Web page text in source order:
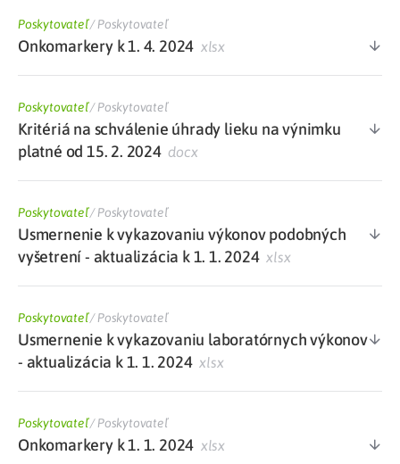
Poskytovateľ/Poskytovateľ
Onkomarkery k 1. 4. 2024 xlsx
Poskytovateľ/Poskytovateľ
Kritériá na schválenie úhrady lieku na výnimku
platné od 15. 2. 2024docx
Poskytovateľ/Poskytovateľ
Usmernenie k vykazovaniu výkonov podobných
vyšetrení - aktualizácia k 1. 1. 2024xlsx
Poskytovateľ/Poskytovateľ
Usmernenie k vykazovaniu laboratórnych výkonov
- aktualizácia k 1. 1. 2024xlsx
Poskytovateľ/Poskytovateľ
Onkomarkery k 1. 1. 2024 xlsx